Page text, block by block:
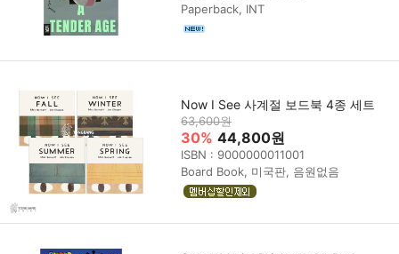
Paperback, INT
Now I See 사계절 보드북 4종 세트
63,600원
30% 44,800원
ISBN : 9000000011001
Board Book, 미국판, 음원없음